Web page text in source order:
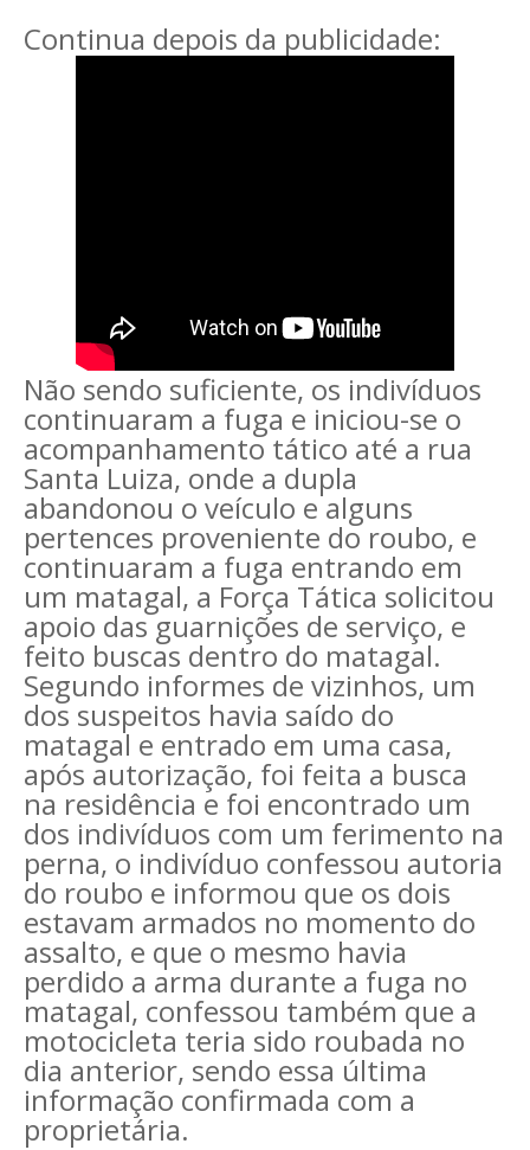
Continua depois da publicidade:
Não sendo suficiente, os indivíduos
continuaram a fuga e iniciou-se o
acompanhamento tático até a rua
Santa Luiza, onde a dupla
abandonou o veículo e alguns
pertences proveniente do roubo, e
continuaram a fuga entrando em
um matagal, a Força Tática solicitou
apoio das guarnições de serviço, e
feito buscas dentro do matagal.
Segundo informes de vizinhos, um
dos suspeitos havia saído do
matagal e entrado em uma casa,
após autorização, foi feita a busca
na residência e foi encontrado um
dos indivíduos com um ferimento na
perna, o indivíduo confessou autoria
do roubo e informou que os dois
estavam armados no momento do
assalto, e que o mesmo havia
perdido a arma durante a fuga no
matagal, confessou também que a
motocicleta teria sido roubada no
dia anterior, sendo essa última
informação confirmada com a
proprietária.